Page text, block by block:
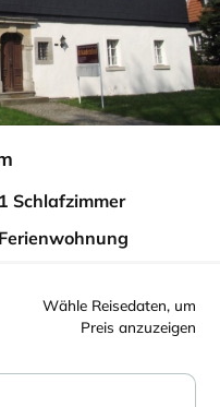
1 Schlafzimmer
Ferienwohnung
Wähle Reisedaten, um
Preis anzuzeigen